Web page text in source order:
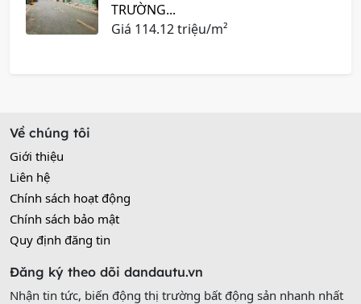
TRƯỜNG...
Giá 114.12 triệu/m²
Về chúng tôi
Giới thiệu
Liên hệ
Chính sách hoạt động
Chính sách bảo mật
Quy định đăng tin
Đăng ký theo dõi dandautu.vn
Nhận tin tức, biến động thị trường bất động sản nhanh nhất